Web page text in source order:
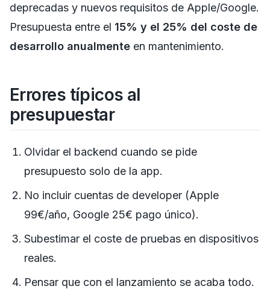
deprecadas y nuevos requisitos de Apple/Google.
Presupuesta entre el 15% y el 25% del coste de
desarrollo anualmente en mantenimiento.
Errores típicos al
presupuestar
Olvidar el backend cuando se pide
presupuesto solo de la app.
No incluir cuentas de developer (Apple
99€/año, Google 25€ pago único).
Subestimar el coste de pruebas en dispositivos
reales.
Pensar que con el lanzamiento se acaba todo.